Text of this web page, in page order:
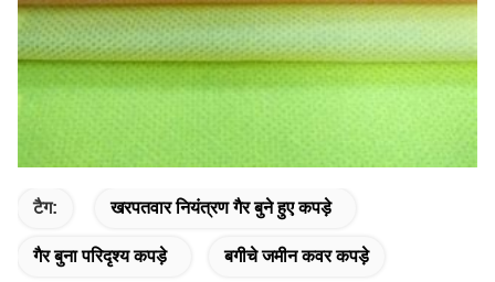
टैग: खरपतवार नियंत्रण गैर बुने हुए कपड़े
गैर बुना परिदृश्य कपड़े बगीचे जमीन कवर कपड़े